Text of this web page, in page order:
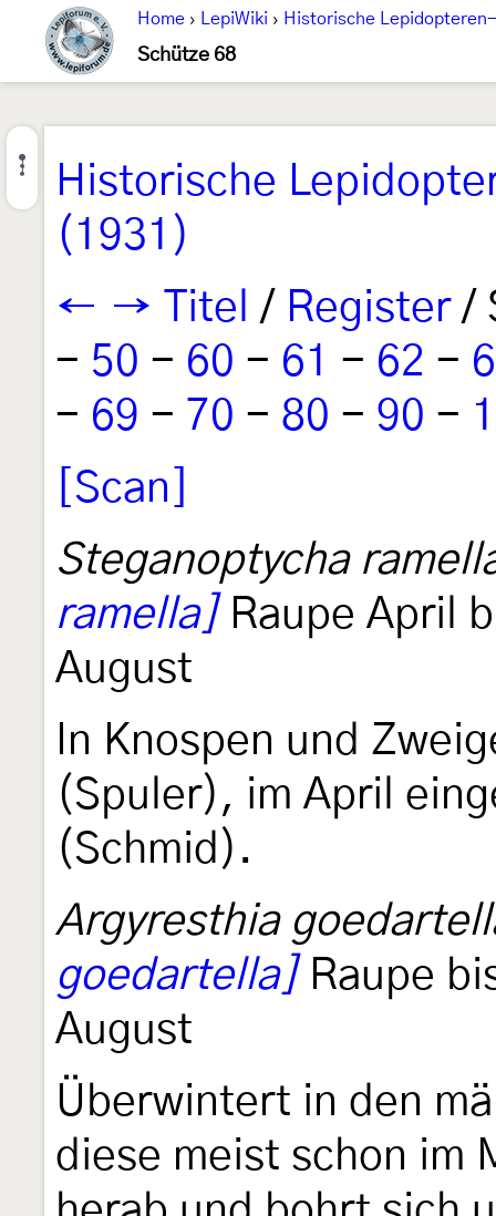
Home › LepiWiki › Historische
Schütze 68
Historische
(1931)
← → Titel / Register/
- 50 - 60 - 61 - 62 -
- 69 - 70 - 80 - 90 -
[Scan]
Steganoptycha
ramella]Raupe April
August
In Knospen und
(Spuler), im April
(Schmid).
Argyresthia
goedartella]Raupe
August
Überwintert in den
diese meist schon im